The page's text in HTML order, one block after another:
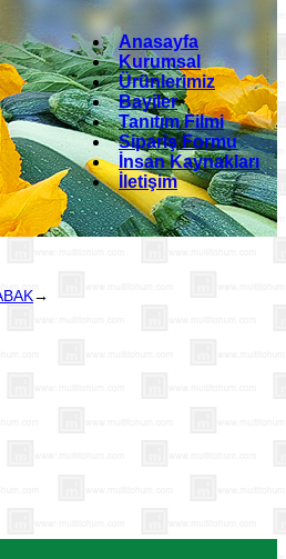
Anasayfa
Kurumsal
Ürünlerimiz
Bayiler
Tanıtım Filmi
Sipariş Formu
İnsan Kaynakları
İletişim
→